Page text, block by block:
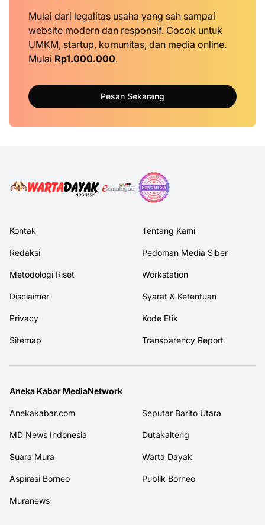
Mulai dari legalitas usaha yang sah sampai
website modern dan responsif. Cocok untuk
UMKM, startup, komunitas, dan media online.
Mulai Rp1.000.000.
Pesan Sekarang
Kontak Tentang Kami
Redaksi Pedoman Media Siber
Metodologi Riset Workstation
Disclaimer Syarat & Ketentuan
Privacy Kode Etik
Sitemap Transparency Report
Aneka Kabar MediaNetwork
Anekakabar.com Seputar Barito Utara
MD News Indonesia Dutakalteng
Suara Mura Warta Dayak
Aspirasi Borneo Publik Borneo
Muranews